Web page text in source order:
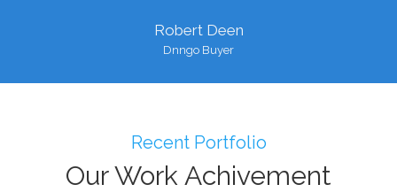
Robert Deen
Dnngo Buyer
Recent Portfolio
Our Work Achivement